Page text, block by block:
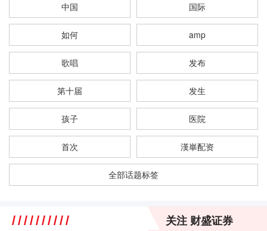
中国 国际
如何 amp
歌唱 发布
第十届 发生
孩子 医院
首次 漢崋配资
全部话题标签
关注 财盛证券